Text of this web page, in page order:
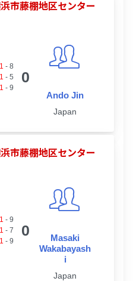
市藤棚地区センター
- 8
- 5
- 9
0
Ando Jin
Japan
市藤棚地区センター
- 9
- 7
- 9
0
Masaki
Wakabayash
i
Japan